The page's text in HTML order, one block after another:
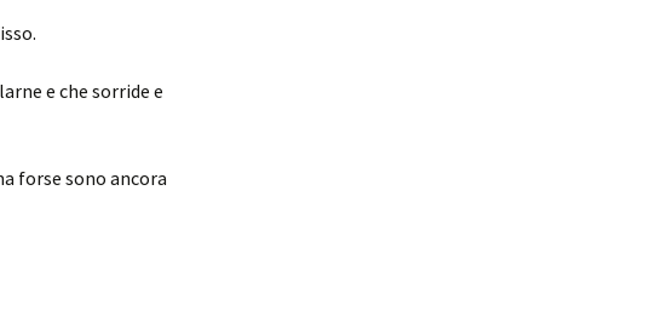
e che sorride e
forse sono ancora